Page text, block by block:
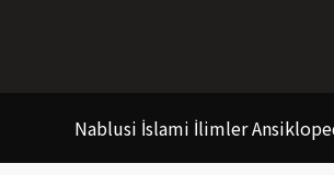
Nablusi İslami İlimler